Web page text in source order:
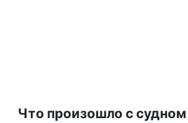
Что произошло с